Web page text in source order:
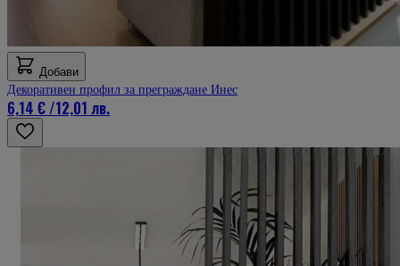
Добави
Декоративен профил за преграждане Инес
6,14 €/12,01 лв.